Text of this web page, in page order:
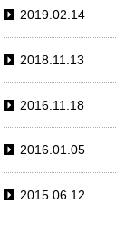
2019.02.14
2018.11.13
2016.11.18
2016.01.05
2015.06.12